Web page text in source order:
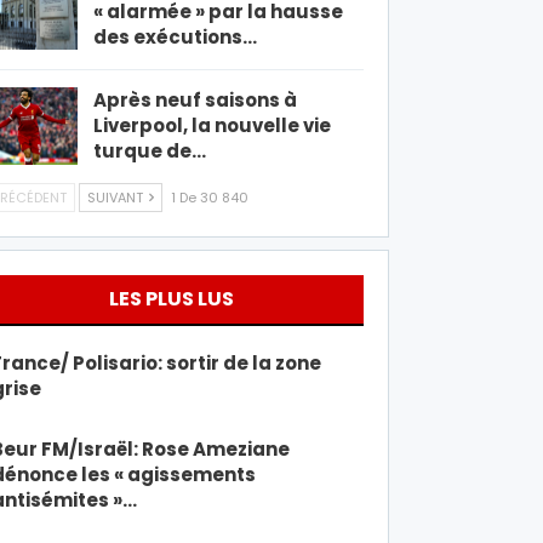
« alarmée » par la hausse
des exécutions…
Après neuf saisons à
Liverpool, la nouvelle vie
turque de…
SUIVANT 1 De 30 840
LES PLUS LUS
Polisario: sortir de la zone
FM/Israël: Rose Ameziane
les « agissements
»…